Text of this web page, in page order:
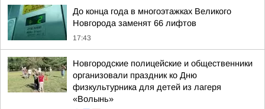
До конца года в многоэтажках Великого
Новгорода заменят 66 лифтов
17:43
Новгородские полицейские и общественники
организовали праздник ко Дню
физкультурника для детей из лагеря
«Волынь»